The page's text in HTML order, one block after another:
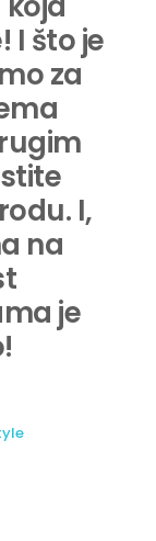
I što je
za
I,
na
je